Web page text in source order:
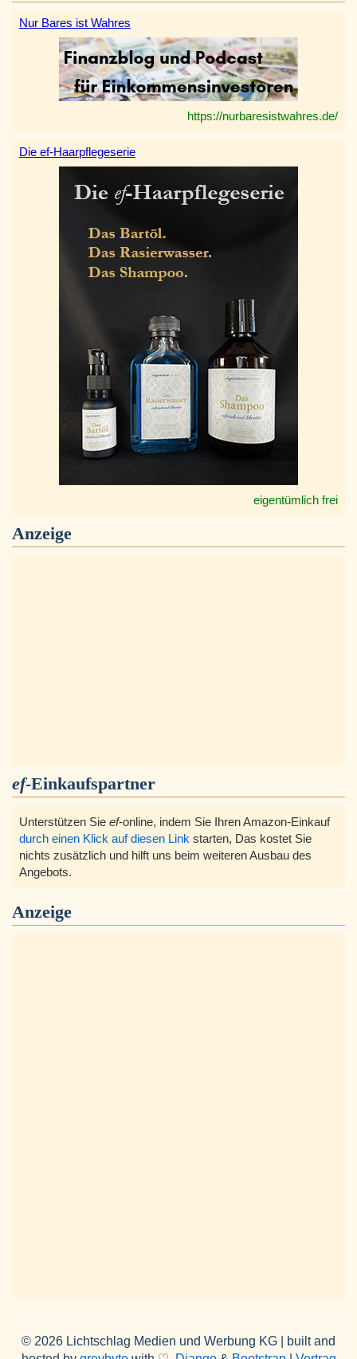
Nur Bares ist Wahres
https://nurbaresistwahres.de/
Die ef-Haarpflegeserie
eigentümlich frei
Anzeige
ef-Einkaufspartner
Unterstützen Sie ef-online, indem Sie Ihren Amazon-Einkauf
durch einen Klick auf diesen Link starten, Das kostet Sie
nichts zusätzlich und hilft uns beim weiteren Ausbau des
Angebots.
Anzeige
© 2026 Lichtschlag Medien und Werbung KG | built and